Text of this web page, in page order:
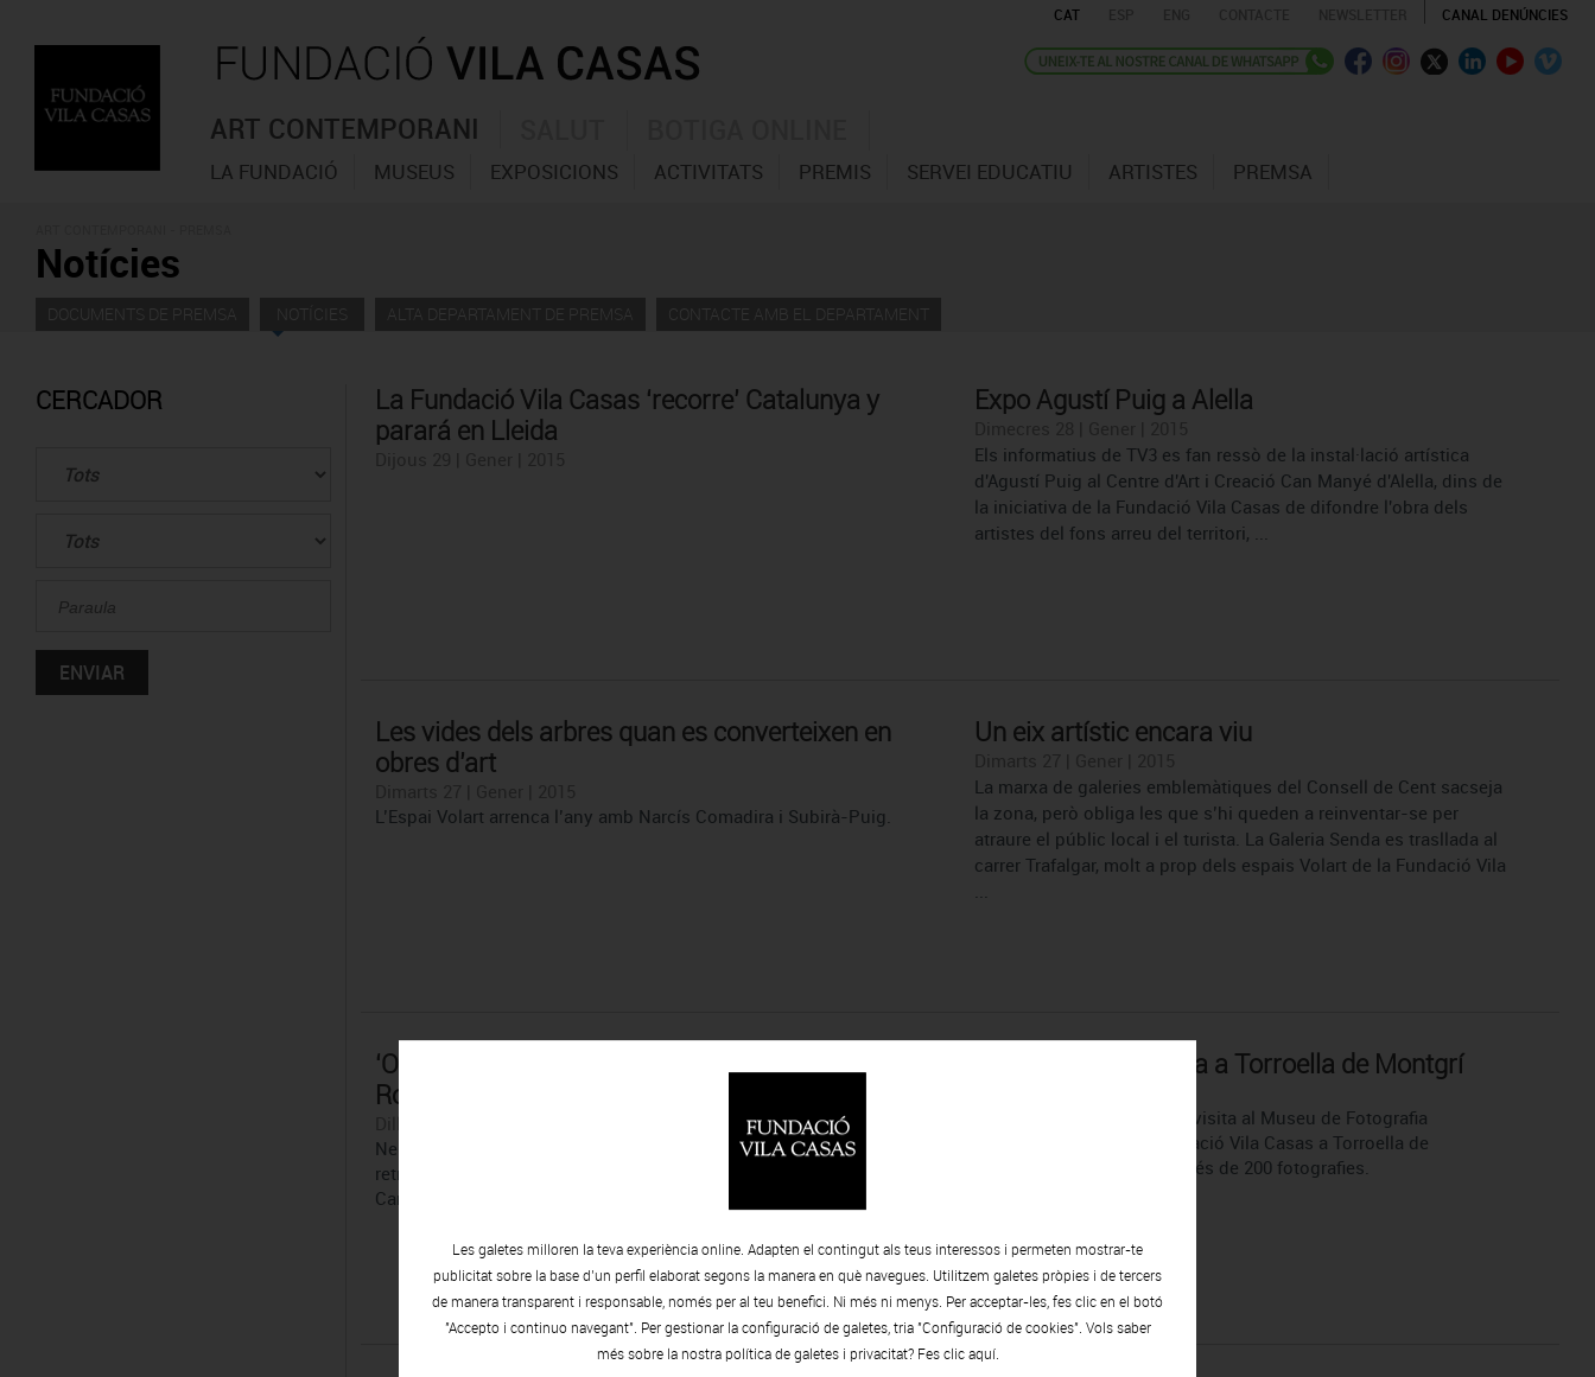
CAT CANAL DENÚNCIES
ART CONTEMPORANI
LA FUNDACIÓ MUSEUS EXPOSICIONS ACTIVITATS PREMIS SERVEI EDUCATIU ARTISTES PREMSA
Notícies
DOCUMENTS DE PREMSA NOTÍCIES ALTA DEPARTAMENT DE PREMSA CONTACTE AMB EL DEPARTAMENT
CERCADOR
La Fundació Vila Casas ‘recorre’ Catalunya y
parará en Lleida
Expo Agustí Puig a Alella
Els informatius de TV3 es fan ressò de la instal·lació artística
d'Agustí Puig al Centre d'Art i Creació Can Manyé d'Alella, dins de
la iniciativa de la Fundació Vila Casas de difondre l'obra dels
artistes del fons arreu del territori, ...
Les vides dels arbres quan es converteixen en
obres d’art
L’Espai Volart arrenca l’any amb Narcís Comadira i Subirà-Puig.
Un eix artístic encara viu
La marxa de galeries emblemàtiques del Consell de Cent sacseja
la zona, però obliga les que s’hi queden a reinventar-se per
atraure el públic local i el turista. La Galeria Senda es trasllada al
carrer Trafalgar, molt a prop dels espais Volart de la Fundació Vila
...
‘Objectes Perduts’, exposición de Neus Martín
Royo
Neus Martín (Barcelona, 1968) és una artista de Poblenou que
retrata el seu paisatge quotidià, entre el qual es troba el Museu
Can Framis de la Fundació Vila Casas.
Museu de Fotografia a Torroella de Montgrí
Una lectora recomana una visita al Museu de Fotografia
Contemporània de la Fundació Vila Casas a Torroella de
Montgrí, amb un fons de més de 200 fotografies.
Les galetes milloren la teva experiència online. Adapten el contingut als teus interessos i permeten mostrar-te
publicitat sobre la base d’un perfil elaborat segons la manera en què navegues. Utilitzem galetes pròpies i de tercers
de manera transparent i responsable, només per al teu benefici. Ni més ni menys. Per acceptar-les, fes clic en el botó
"Accepto i continuo navegant". Per gestionar la configuració de galetes, tria "Configuració de cookies". Vols saber
més sobre la nostra política de galetes i privacitat? Fes clicaquí.